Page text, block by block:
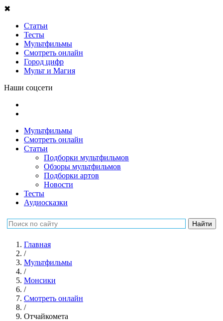
✖
Статьи
Тесты
Мультфильмы
Смотреть онлайн
Город цифр
Мульт и Магия
Наши соцсети
Мультфильмы
Смотреть онлайн
Статьи
Подборки мультфильмов
Обзоры мультфильмов
Подборки артов
Новости
Тесты
Аудиосказки
Главная
/
Мультфильмы
/
Монсики
/
Смотреть онлайн
/
Отчайкомета